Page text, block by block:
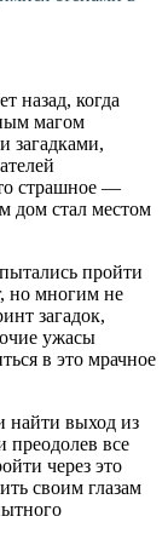
назад, когда
магом
загадками,
страшное —
дом стал местом
пройти
но многим не
загадок,
ужасы
в это мрачное
найти выход из
преодолев все
через это
своим глазам